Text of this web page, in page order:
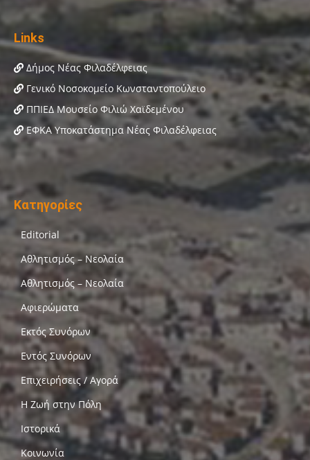
Links
Δήμος Νέας Φιλαδέλφειας
Γενικό Νοσοκομείο Κωνσταντοπούλειο
ΠΠΙΕΔ Μουσείο Φιλιώ Χαϊδεμένου
ΕΦΚΑ Υποκατάστημα Νέας Φιλαδέλφειας
Κατηγορίες
Editorial
Αθλητισμός – Νεολαία
Αθλητισμός – Νεολαία
Αφιερώματα
Εκτός Συνόρων
Εντός Συνόρων
Επιχειρήσεις / Αγορά
Η Ζωή στην Πόλη
Ιστορικά
Κοινωνία